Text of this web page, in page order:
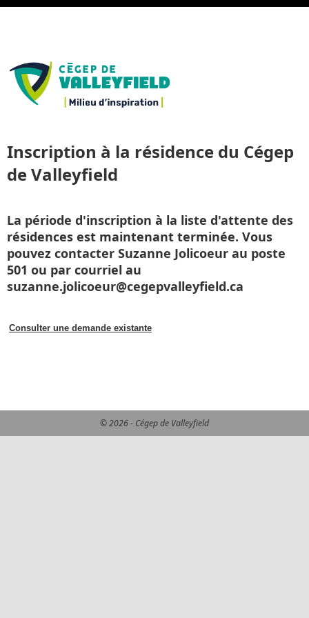
Inscription à la résidence du Cégep
de Valleyfield
La période d'inscription à la liste d'attente des
résidences est maintenant terminée. Vous
pouvez contacter Suzanne Jolicoeur au poste
501 ou par courriel au
suzanne.jolicoeur@cegepvalleyfield.ca
Consulter une demande existante
© 2026 - Cégep de Valleyfield